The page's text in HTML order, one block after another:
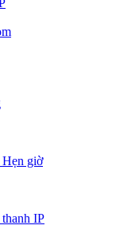
Hẹn giờ
IP